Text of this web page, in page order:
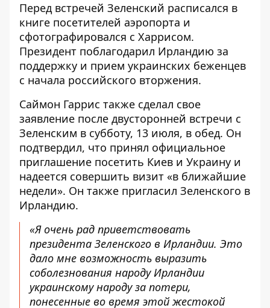
Перед встречей Зеленский расписался в
книге посетителей аэропорта и
сфотографировался с Харрисом.
Президент поблагодарил Ирландию за
поддержку и прием украинских беженцев
с начала российского вторжения.
Саймон Гаррис также сделал свое
заявление после двусторонней встречи с
Зеленским в субботу, 13 июля, в обед. Он
подтвердил, что принял официальное
приглашение посетить Киев и Украину и
надеется совершить визит «в ближайшие
недели». Он также пригласил Зеленского в
Ирландию.
«Я очень рад приветствовать
президента Зеленского в Ирландии. Это
дало мне возможность выразить
соболезнования народу Ирландии
украинскому народу за потери,
понесенные во время этой жестокой